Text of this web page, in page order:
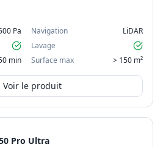
Pa Navigation
LiDAR
Lavage
min Surface max > 150 m²
Voir le produit
Pro Ultra